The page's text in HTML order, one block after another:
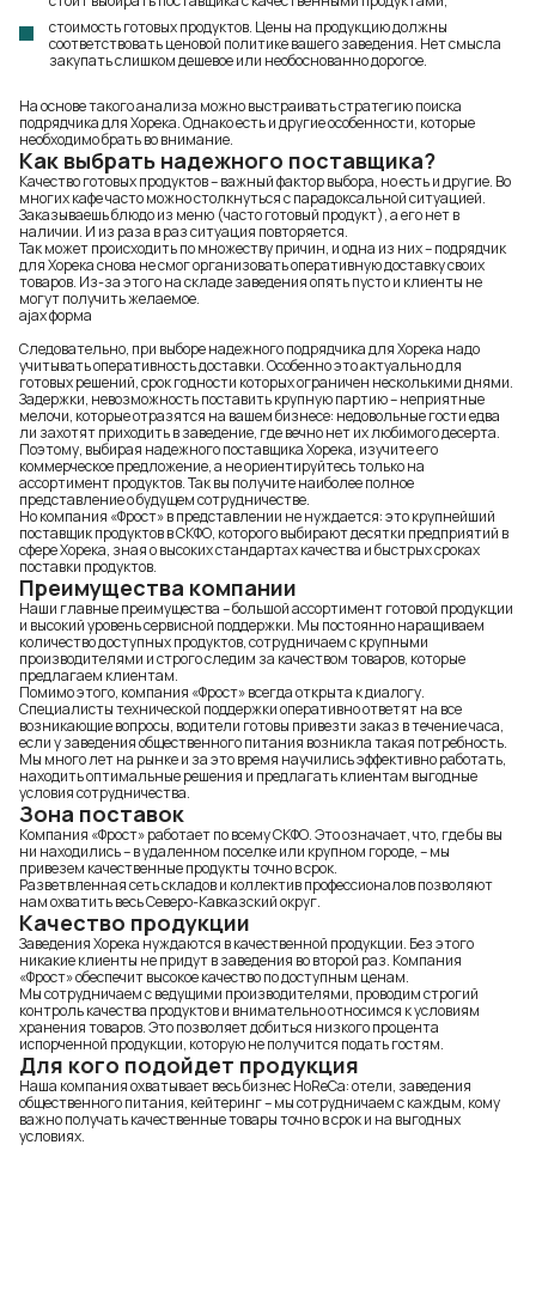
стоимость готовых продуктов. Цены на продукцию должны
соответствовать ценовой политике вашего заведения. Нет смысла
закупать слишком дешевое или необоснованно дорогое.
На основе такого анализа можно выстраивать стратегию поиска
подрядчика для Хорека. Однако есть и другие особенности, которые
необходимо брать во внимание.
Как выбрать надежного поставщика?
Качество готовых продуктов – важный фактор выбора, но есть и другие. Во
многих кафе часто можно столкнуться с парадоксальной ситуацией.
Заказываешь блюдо из меню (часто готовый продукт), а его нет в
наличии. И из раза в раз ситуация повторяется.
Так может происходить по множеству причин, и одна из них – подрядчик
для Хорека снова не смог организовать оперативную доставку своих
товаров. Из-за этого на складе заведения опять пусто и клиенты не
могут получить желаемое.
ajax форма
Следовательно, при выборе надежного подрядчика для Хорека надо
учитывать оперативность доставки. Особенно это актуально для
готовых решений, срок годности которых ограничен несколькими днями.
Задержки, невозможность поставить крупную партию – неприятные
мелочи, которые отразятся на вашем бизнесе: недовольные гости едва
ли захотят приходить в заведение, где вечно нет их любимого десерта.
Поэтому, выбирая надежного поставщика Хорека, изучите его
коммерческое предложение, а не ориентируйтесь только на
ассортимент продуктов. Так вы получите наиболее полное
представление о будущем сотрудничестве.
Но компания «Фрост» в представлении не нуждается: это крупнейший
поставщик продуктов в СКФО, которого выбирают десятки предприятий в
сфере Хорека, зная о высоких стандартах качества и быстрых сроках
поставки продуктов.
Преимущества компании
Наши главные преимущества – большой ассортимент готовой продукции
и высокий уровень сервисной поддержки. Мы постоянно наращиваем
количество доступных продуктов, сотрудничаем с крупными
производителями и строго следим за качеством товаров, которые
предлагаем клиентам.
Помимо этого, компания «Фрост» всегда открыта к диалогу.
Специалисты технической поддержки оперативно ответят на все
возникающие вопросы, водители готовы привезти заказ в течение часа,
если у заведения общественного питания возникла такая потребность.
Мы много лет на рынке и за это время научились эффективно работать,
находить оптимальные решения и предлагать клиентам выгодные
условия сотрудничества.
Зона поставок
Компания «Фрост» работает по всему СКФО. Это означает, что, где бы вы
ни находились – в удаленном поселке или крупном городе, – мы
привезем качественные продукты точно в срок.
Разветвленная сеть складов и коллектив профессионалов позволяют
нам охватить весь Северо-Кавказский округ.
Качество продукции
Заведения Хорека нуждаются в качественной продукции. Без этого
никакие клиенты не придут в заведения во второй раз. Компания
«Фрост» обеспечит высокое качество по доступным ценам.
Мы сотрудничаем с ведущими производителями, проводим строгий
контроль качества продуктов и внимательно относимся к условиям
хранения товаров. Это позволяет добиться низкого процента
испорченной продукции, которую не получится подать гостям.
Для кого подойдет продукция
Наша компания охватывает весь бизнес HoReCa: отели, заведения
общественного питания, кейтеринг – мы сотрудничаем с каждым, кому
важно получать качественные товары точно в срок и на выгодных
условиях.